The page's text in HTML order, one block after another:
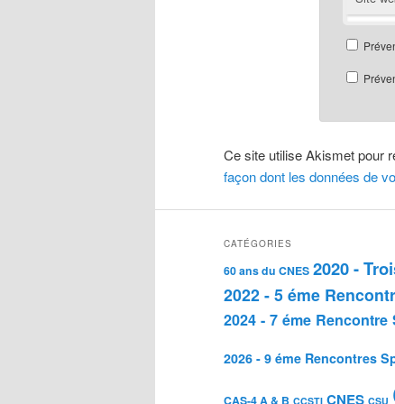
Ce site utilise Akismet pour
façon dont les données de
CATÉGORIES
60 ans du CNES 2020 -
2022 - 5 éme
2024 - 7 éme
2026 - 9 éme Rencontres
CAS-4 A & B CCSTI CNES CSU